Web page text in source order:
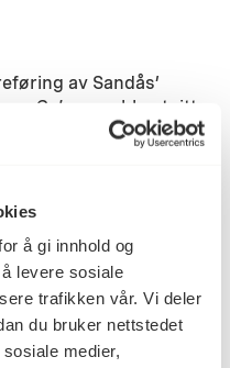
å gi innhold og
levere sosiale
trafikken vår. Vi deler
du bruker nettstedet
medier,
av Sandås’
– Oslo
, som ble utgitt
illustrert med tresnitt